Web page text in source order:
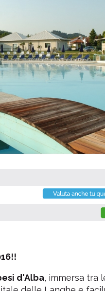
d'Alba, immersa tra